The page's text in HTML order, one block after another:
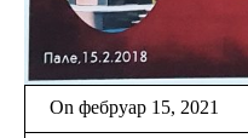
On фебруар 15, 2021